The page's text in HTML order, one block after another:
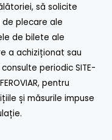
să solicite
plecare ale
de bilete ale
a achiziționat sau
periodic SITE-
pentru
și măsurile impuse